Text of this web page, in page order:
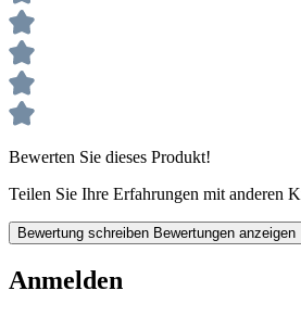
Bewerten Sie dieses Produkt!
Teilen Sie Ihre Erfahrungen mit anderen
Bewertung schreiben Bewertungen anzeigen
Anmelden